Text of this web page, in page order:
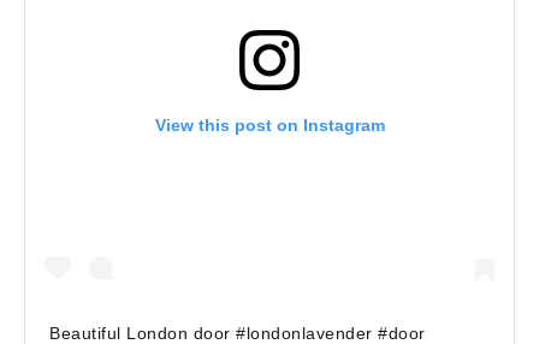
View this post on Instagram
Beautiful London door #londonlavender #door